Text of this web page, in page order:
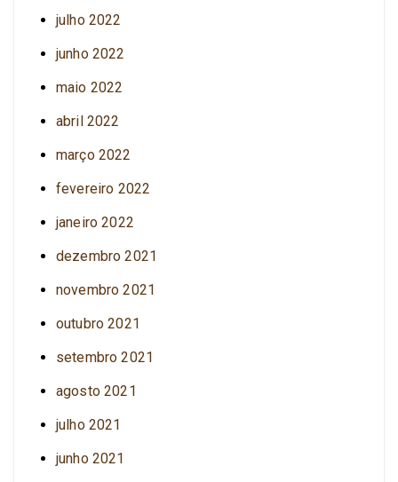
julho 2022
junho 2022
maio 2022
abril 2022
março 2022
fevereiro 2022
janeiro 2022
dezembro 2021
novembro 2021
outubro 2021
setembro 2021
agosto 2021
julho 2021
junho 2021